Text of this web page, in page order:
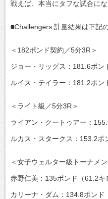
戦えば、本当にタフな試合にな
■Challengers 計量結果は下記
＜182ポンド契約／5分3R＞
ジョー・リッグス：181.6ポン
ルイス・テイラー：181.2ポン
＜ライト級／5分3R＞
ライアン・クートゥアー：
ルカス・スタークス：153.2ポ
＜女子ウェルター級トーナメ
赤野仁美：135ポンド（61.2キ
カリーナ・ダム：134.8ポンド